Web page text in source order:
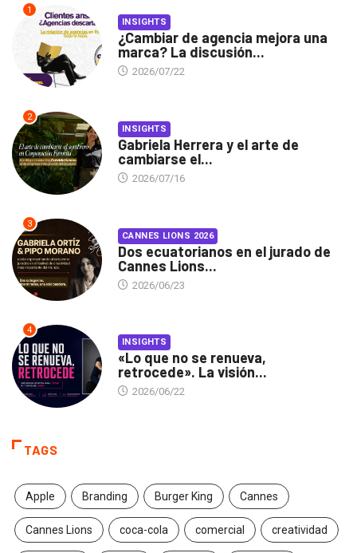
1
INSIGHTS
¿Cambiar de agencia mejora una
marca? La discusión...
2026/07/22
2
INSIGHTS
Gabriela Herrera y el arte de
cambiarse el...
2026/07/16
3
CANNES LIONS 2026
Dos ecuatorianos en el jurado de
Cannes Lions...
2026/06/23
4
INSIGHTS
«Lo que no se renueva,
retrocede». La visión...
2026/06/22
TAGS
Apple Branding Burger King Cannes
Cannes Lions coca-cola comercial creatividad